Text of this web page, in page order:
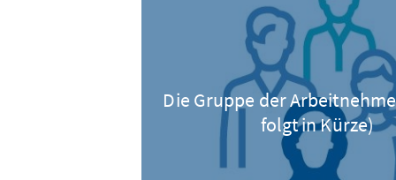
Die Gruppe der
folgt in Kürze)